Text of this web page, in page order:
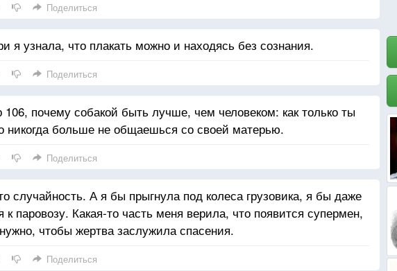
Поделиться
я узнала, что плакать можно и находясь без сознания.
Поделиться
почему собакой быть лучше, чем человеком: как только ты
никогда больше не общаешься со своей матерью.
Поделиться
случайность. А я бы прыгнула под колеса грузовика, я бы даже
к паровозу. Какая-то часть меня верила, что появится супермен,
чтобы жертва заслужила спасения.
Поделиться